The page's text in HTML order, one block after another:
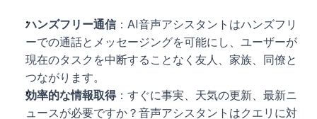
ハンズフリー通信：AI音声アシスタントはハンズフリ
ーでの通話とメッセージングを可能にし、ユーザーが
現在のタスクを中断することなく友人、家族、同僚と
つながります。
効率的な情報取得：すぐに事実、天気の更新、最新ニ
ュースが必要ですか？音声アシスタントはクエリに対